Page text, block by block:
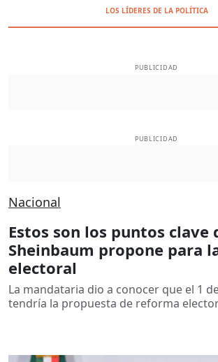
LOS LÍDERES DE LA POLÍTICA
PUBLICIDAD
PUBLICIDAD
Nacional
Estos son los puntos clave
Sheinbaum propone para
electoral
La mandataria dio a conocer que el 1
tendría la propuesta de reforma